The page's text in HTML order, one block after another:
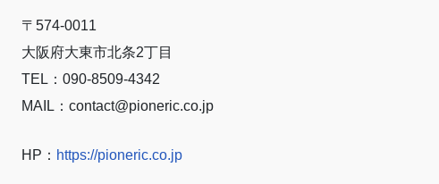
〒574-0011
大阪府大東市北条2丁目
TEL：090-8509-4342
MAIL：contact@pioneric.co.jp
HP： https://pioneric.co.jp